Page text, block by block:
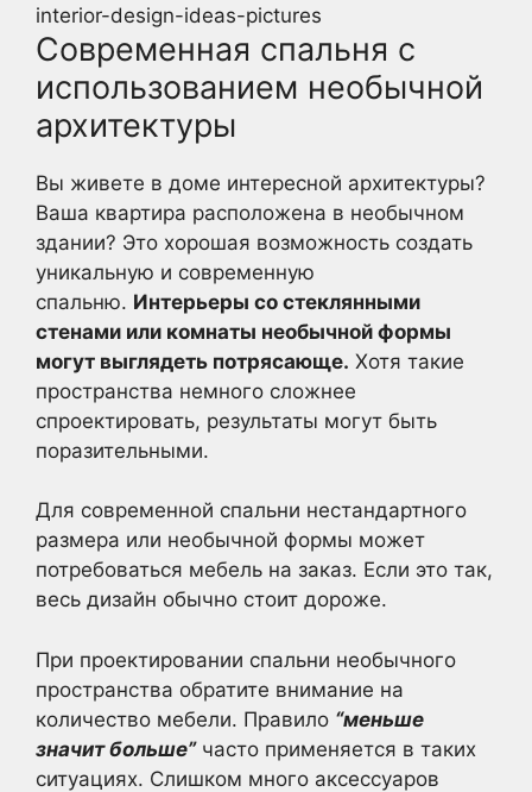
interior-design-ideas-pictures
Современная спальня с
использованием необычной
архитектуры
Вы живете в доме интересной архитектуры?
Ваша квартира расположена в необычном
здании? Это хорошая возможность создать
уникальную и современную
спальню. Интерьеры со стеклянными
стенами или комнаты необычной формы
могут выглядеть потрясающе. Хотя такие
пространства немного сложнее
спроектировать, результаты могут быть
поразительными.
Для современной спальни нестандартного
размера или необычной формы может
потребоваться мебель на заказ. Если это так,
весь дизайн обычно стоит дороже.
При проектировании спальни необычного
пространства обратите внимание на
количество мебели. Правило “меньше
значит больше”часто применяется в таких
ситуациях. Слишком много аксессуаров